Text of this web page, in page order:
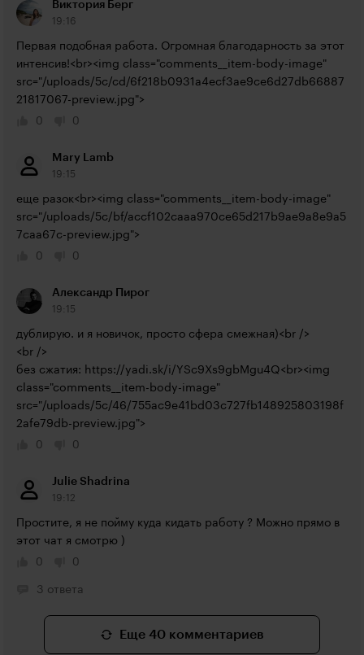
Виктория Берг
19:16
Первая подобная работа. Огромная благодарность за этот
интенсив!<br><img class="comments__item-body-image"
src="/uploads/5c/cd/6f218b0931a4ecf3ae9ce6d27db66887
21817067-preview.jpg">
0
0
Mary Lamb
19:15
еще разок<br><img class="comments__item-body-image"
src="/uploads/5c/bf/accf102caaa970ce65d217b9ae9a8e9a5
7caa67c-preview.jpg">
0
0
Александр Пирог
19:15
дублирую. и я новичок, просто сфера смежная)<br />
<br />
без сжатия: https://yadi.sk/i/YSc9Xs9gbMgu4Q<br><img
class="comments__item-body-image"
src="/uploads/5c/46/755ac9e41bd03c727fb148925803198f
2afe79db-preview.jpg">
0
0
Julie Shadrina
19:12
Простите, я не пойму куда кидать работу ? Можно прямо в
этот чат я смотрю )
0
0
3 ответа
Еще 40 комментариев